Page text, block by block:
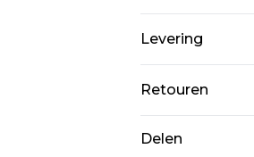
Levering
Expressdienst
Retouren
Delen